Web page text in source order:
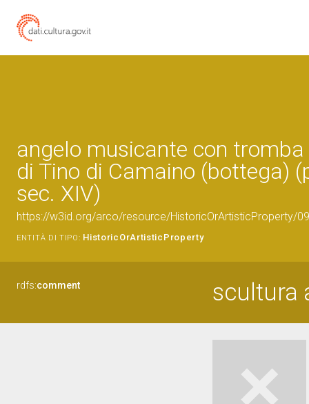
angelo musicante con
di Tino di Camaino (bottega)
sec. XIV)
https://w3id.org/arco/resource/HistoricOrArtisticProperty/
ENTITÀ DI TIPO: HistoricOrArtisticProperty
rdfs:comment scultura